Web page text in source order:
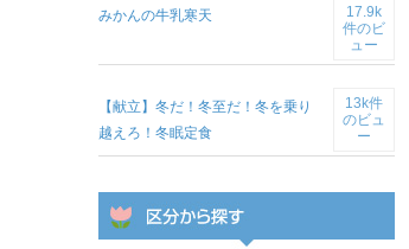
みかんの牛乳寒天
17.9k
件のビ
ュー
【献立】冬だ！冬至だ！冬を乗り
越えろ！冬眠定食
13k件
のビュ
ー